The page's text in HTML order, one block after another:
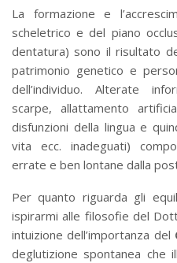
La formazione e
scheletrico e del piano
dentatura) sono il risultato
patrimonio genetico e
dell’individuo. Alterate
scarpe, allattamento
disfunzioni della lingua e
vita ecc. inadeguati)
errate e ben lontane dalla
Per quanto riguarda gli
ispirarmi alle filosofie del
intuizione dell’importanza del
deglutizione spontanea che